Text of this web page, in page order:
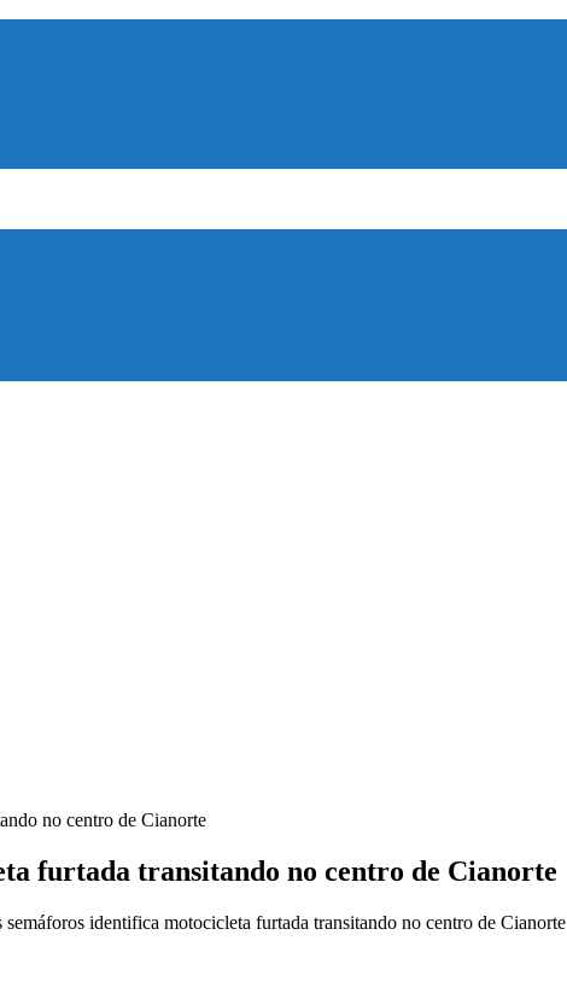
no centro de Cianorte
furtada transitando no centro de Cianorte
semáforos identifica motocicleta furtada transitando no centro de Cianorte